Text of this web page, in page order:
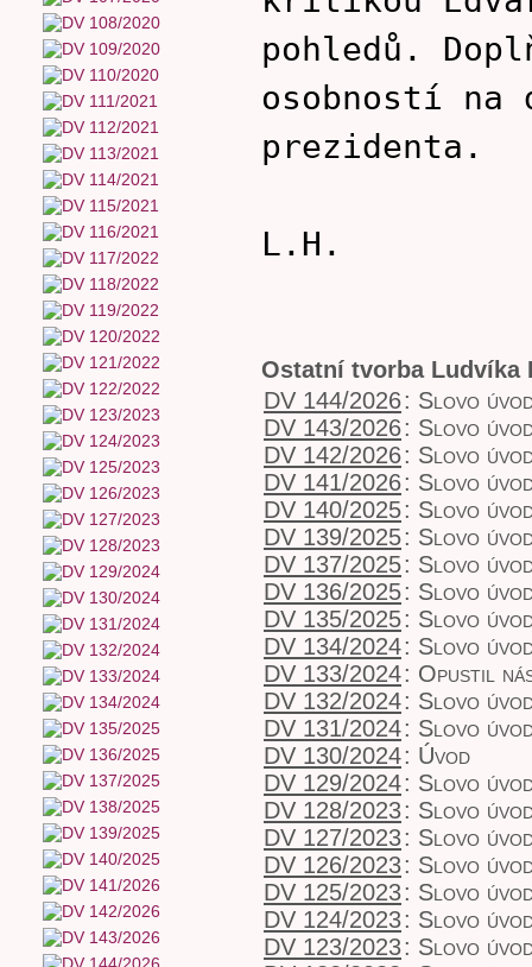
pohledů.
osobností na
prezidenta.
L.H.
Ostatní tvorba Ludvíka
DV 144/2026: Slovo
DV 143/2026: Slovo
DV 142/2026: Slovo
DV 141/2026: Slovo
DV 140/2025: Slovo
DV 139/2025: Slovo
DV 137/2025: Slovo
DV 136/2025: Slovo
DV 135/2025: Slovo
DV 134/2024: Slovo
DV 133/2024: Opustil
DV 132/2024: Slovo
DV 131/2024: Slovo
DV 130/2024: Úvod
DV 129/2024: Slovo
DV 128/2023: Slovo
DV 127/2023: Slovo
DV 126/2023: Slovo
DV 125/2023: Slovo
DV 124/2023: Slovo
DV 123/2023: Slovo